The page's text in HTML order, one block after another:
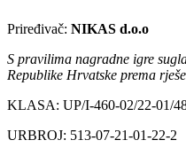
Priređivač: NIKAS d.o.o
S pravilima nagradne igre
Republike Hrvatske prema
KLASA: UP/I-460-02/22-01/
URBROJ: 513-07-21-01-22-2